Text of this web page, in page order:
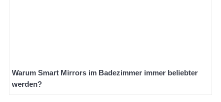
Warum Smart Mirrors im Badezimmer immer beliebter
werden?